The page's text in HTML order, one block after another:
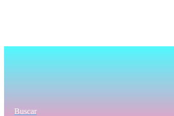
Buscar